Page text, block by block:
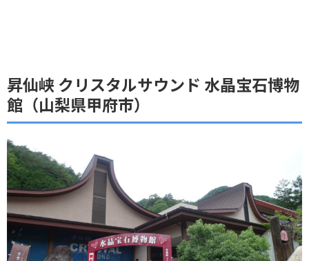
昇仙峡 クリスタルサウンド 水晶宝石博物
館（山梨県甲府市）